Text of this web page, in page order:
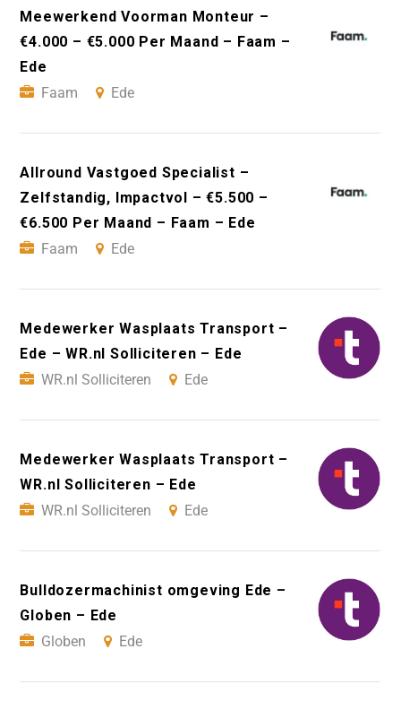
Meewerkend Voorman Monteur –
€4.000 – €5.000 Per Maand – Faam –
Ede
Faam
Ede
Allround Vastgoed Specialist –
Zelfstandig, Impactvol – €5.500 –
€6.500 Per Maand – Faam – Ede
Faam
Ede
Medewerker Wasplaats Transport –
Ede – WR.nl Solliciteren – Ede
WR.nl Solliciteren
Ede
Medewerker Wasplaats Transport –
WR.nl Solliciteren – Ede
WR.nl Solliciteren
Ede
Bulldozermachinist omgeving Ede –
Globen – Ede
Globen
Ede